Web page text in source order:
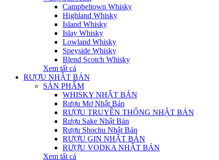
Campbeltown Whisky
Highland Whisky
Island Whisky
Islay Whisky
Lowland Whisky
Speyside Whisky
Blend Scotch Whisky
Xem tất cả
RƯỢU NHẬT BẢN
SẢN PHẨM
WHISKY NHẬT BẢN
Rượu Mơ Nhật Bản
RƯỢU TRUYỀN THỐNG NHẬT BẢN
Rượu Sake Nhật Bản
Rượu Shochu Nhật Bản
RƯỢU GIN NHẬT BẢN
RƯỢU VODKA NHẬT BẢN
Xem tất cả